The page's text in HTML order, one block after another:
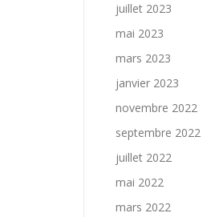
juillet 2023
mai 2023
mars 2023
janvier 2023
novembre 2022
septembre 2022
juillet 2022
mai 2022
mars 2022